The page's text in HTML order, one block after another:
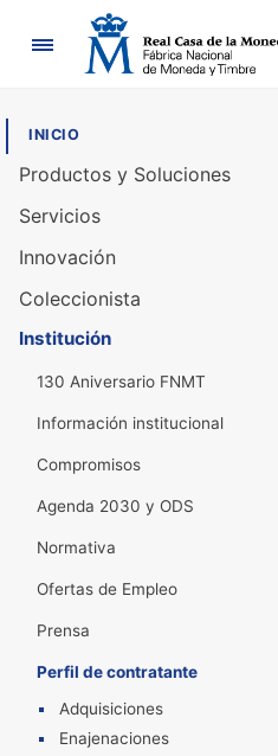
Navegación
INICIO
Productos y Soluciones
Servicios
Innovación
Coleccionista
Institución
130 Aniversario FNMT
Información institucional
Compromisos
Agenda 2030 y ODS
Normativa
Ofertas de Empleo
Prensa
Perfil de contratante
Adquisiciones
Enajenaciones